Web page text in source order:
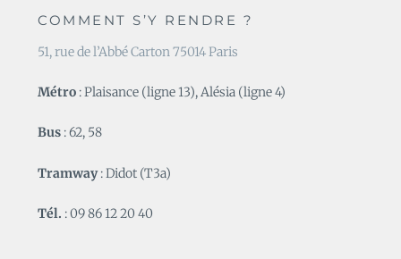
COMMENT S’Y RENDRE ?
51, rue de l’Abbé Carton 75014 Paris
Métro : Plaisance (ligne 13), Alésia (ligne 4)
Bus : 62, 58
Tramway: Didot (T3a)
Tél. : 09 86 12 20 40